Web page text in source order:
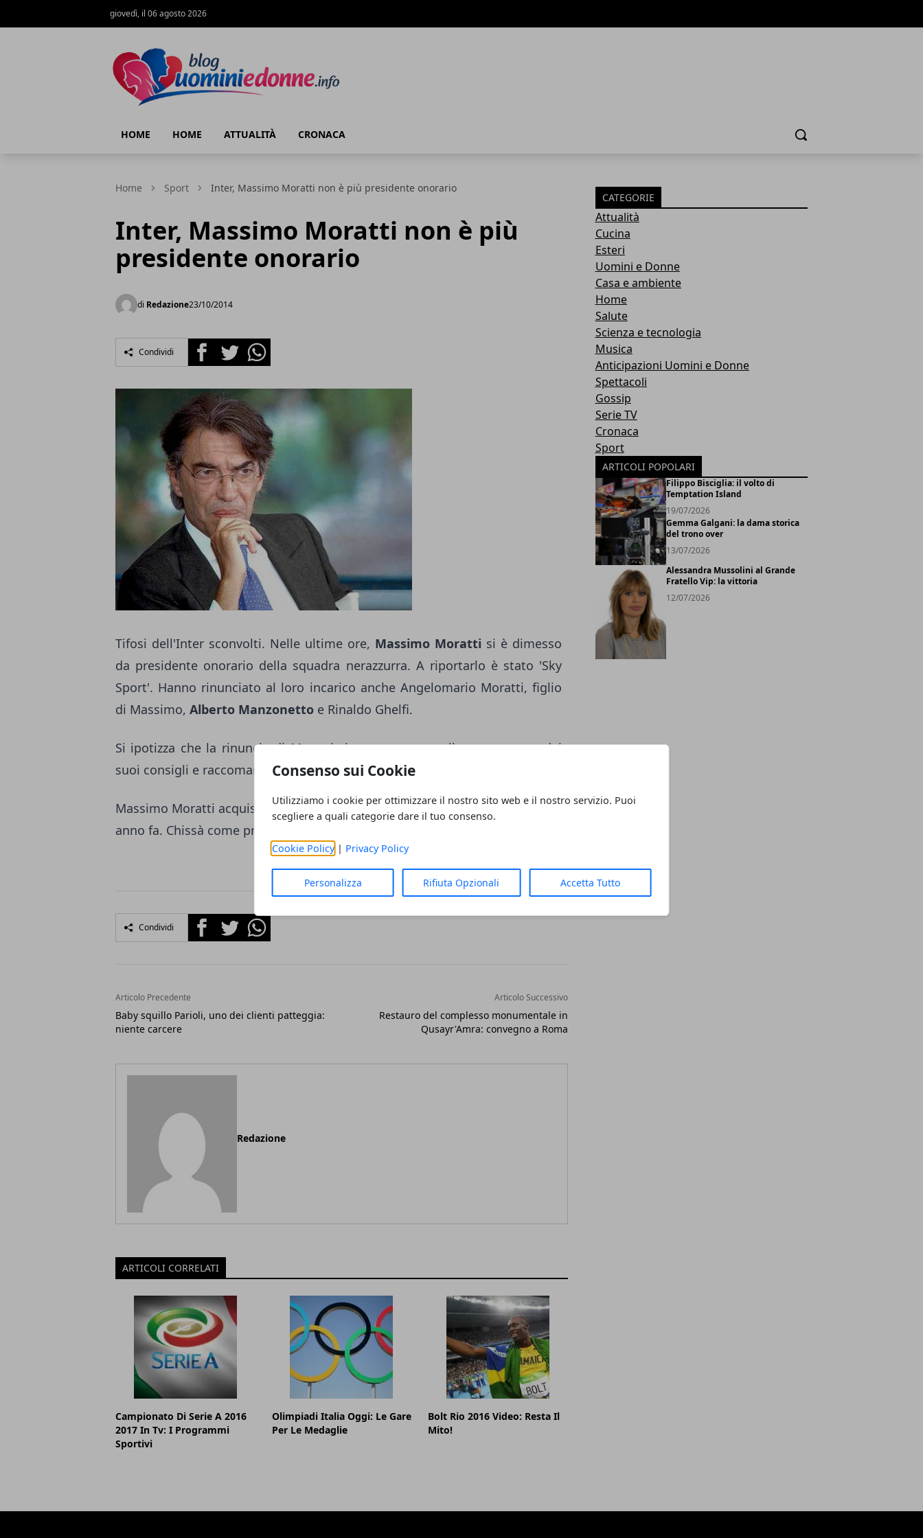
Consenso sui Cookie
Utilizziamo i cookie per ottimizzare il nostro sito web e il nostro servizio. Puoi
scegliere a quali categorie dare il tuo consenso.
Cookie Policy| Privacy Policy
Personalizza Rifiuta Opzionali Accetta Tutto
giovedì, il 06 agosto 2026
HOME HOME ATTUALITÀ CRONACA Cerca
Home Sport Inter, Massimo Moratti non è più presidente onorario
Inter, Massimo Moratti non è più
presidente onorario
di Redazione23/10/2014
Condividi FacebookTwitterWhatsapp
Tifosi dell'Inter sconvolti. Nelle ultime ore, Massimo Moratti si è dimesso
da presidente onorario della squadra nerazzurra. A riportarlo è stato 'Sky
Sport'. Hanno rinunciato al loro incarico anche Angelomario Moratti, figlio
di Massimo, Alberto Manzonetto e Rinaldo Ghelfi.
Si ipotizza che la rinuncia di Moratti sia conseguenza allo scarso peso dei
suoi consigli e raccomandazioni nella nuova gestione targata
Massimo Moratti acquistò l'Inter il 25 febbraio 1995, alienandola a Thohir un
anno fa. Chissà come prenderanno, i tifosi, la decisione di Moratti?
Condividi FacebookTwitterWhatsapp
Articolo Precedente
Baby squillo Parioli, uno dei clienti patteggia:
niente carcere
Articolo Successivo
Restauro del complesso monumentale in
Qusayr'Amra: convegno a Roma
Redazione
ARTICOLI CORRELATI
Campionato Di Serie A 2016
2017 In Tv: I Programmi
Sportivi
Olimpiadi Italia Oggi: Le Gare
Per Le Medaglie
Bolt Rio 2016 Video: Resta Il
Mito!
CATEGORIE
Attualità
Cucina
Esteri
Uomini e Donne
Casa e ambiente
Home
Salute
Scienza e tecnologia
Musica
Anticipazioni Uomini e Donne
Spettacoli
Gossip
Serie TV
Cronaca
Sport
ARTICOLI POPOLARI
Filippo Bisciglia: il volto di
Temptation Island
19/07/2026
Gemma Galgani: la dama storica
del trono over
13/07/2026
Alessandra Mussolini al Grande
Fratello Vip: la vittoria
12/07/2026